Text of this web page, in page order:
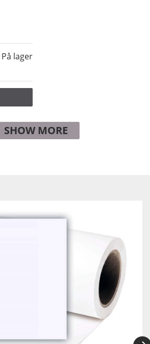
På lager
SHOW MORE